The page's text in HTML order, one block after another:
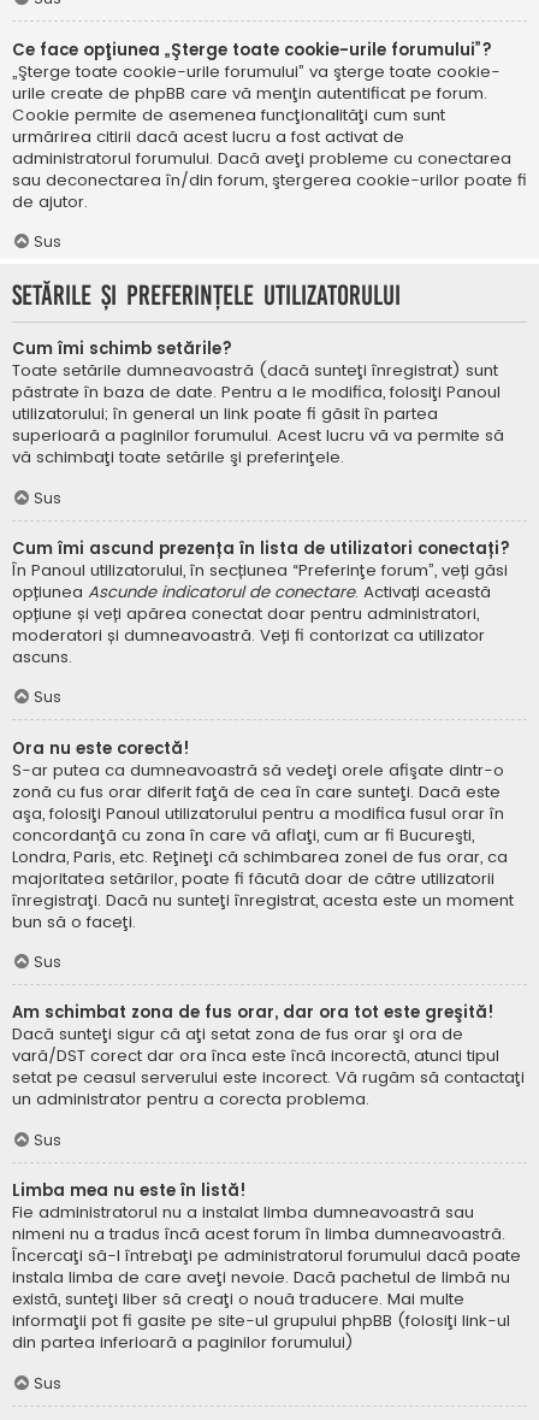
Ce face opţiunea „Şterge toate cookie-urile forumului”?
„Şterge toate cookie-urile forumului” va şterge toate cookie-
urile create de phpBB care vă menţin autentificat pe forum.
Cookie permite de asemenea funcţionalităţi cum sunt
urmărirea citirii dacă acest lucru a fost activat de
administratorul forumului. Dacă aveţi probleme cu conectarea
sau deconectarea în/din forum, ştergerea cookie-urilor poate fi
de ajutor.
Sus
Setările şi preferinţele utilizatorului
Cum îmi schimb setările?
Toate setările dumneavoastră (dacă sunteţi înregistrat) sunt
păstrate în baza de date. Pentru a le modifica, folosiţi Panoul
utilizatorului; în general un link poate fi găsit în partea
superioară a paginilor forumului. Acest lucru vă va permite să
vă schimbaţi toate setările şi preferinţele.
Sus
Cum îmi ascund prezența în lista de utilizatori conectați?
În Panoul utilizatorului, în secțiunea “Preferinţe forum”, veți găsi
opțiunea Ascunde indicatorul de conectare. Activați această
opțiune și veți apărea conectat doar pentru administratori,
moderatori și dumneavoastră. Veți fi contorizat ca utilizator
ascuns.
Sus
Ora nu este corectă!
S-ar putea ca dumneavoastră să vedeţi orele afişate dintr-o
zonă cu fus orar diferit faţă de cea în care sunteţi. Dacă este
aşa, folosiţi Panoul utilizatorului pentru a modifica fusul orar în
concordanţă cu zona în care vă aflaţi, cum ar fi Bucureşti,
Londra, Paris, etc. Reţineţi că schimbarea zonei de fus orar, ca
majoritatea setărilor, poate fi făcută doar de către utilizatorii
înregistraţi. Dacă nu sunteţi înregistrat, acesta este un moment
bun să o faceţi.
Sus
Am schimbat zona de fus orar, dar ora tot este greşită!
Dacă sunteţi sigur că aţi setat zona de fus orar şi ora de
vară/DST corect dar ora înca este încă incorectă, atunci tipul
setat pe ceasul serverului este incorect. Vă rugăm să contactaţi
un administrator pentru a corecta problema.
Sus
Limba mea nu este în listă!
Fie administratorul nu a instalat limba dumneavoastră sau
nimeni nu a tradus încă acest forum în limba dumneavoastră.
Încercaţi să-l întrebaţi pe administratorul forumului dacă poate
instala limba de care aveţi nevoie. Dacă pachetul de limbă nu
există, sunteţi liber să creaţi o nouă traducere. Mai multe
informaţii pot fi gasite pe site-ul grupului phpBB (folosiţi link-ul
din partea inferioară a paginilor forumului)
Sus